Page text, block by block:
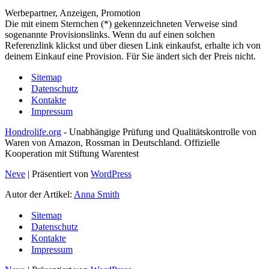
Werbepartner, Anzeigen, Promotion
Die mit einem Sternchen (*) gekennzeichneten Verweise sind
sogenannte Provisionslinks. Wenn du auf einen solchen
Referenzlink klickst und über diesen Link einkaufst, erhalte ich von
deinem Einkauf eine Provision. Für Sie ändert sich der Preis nicht.
Sitemap
Datenschutz
Kontakte
Impressum
Hondrolife.org - Unabhängige Prüfung und Qualitätskontrolle von
Waren von Amazon, Rossman in Deutschland. Offizielle
Kooperation mit Stiftung Warentest
Neve | Präsentiert von WordPress
Autor der Artikel: Anna Smith
Sitemap
Datenschutz
Kontakte
Impressum